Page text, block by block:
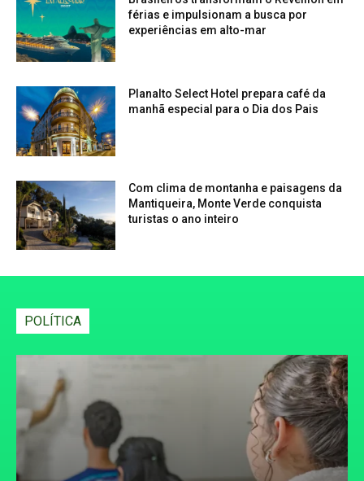
férias e impulsionam a busca por
experiências em alto-mar
Planalto Select Hotel prepara café da
manhã especial para o Dia dos Pais
Com clima de montanha e paisagens da
Mantiqueira, Monte Verde conquista
turistas o ano inteiro
POLÍTICA